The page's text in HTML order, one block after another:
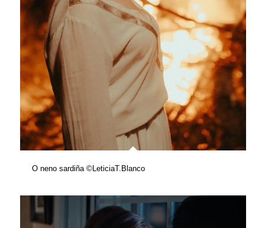
O neno sardiña ©LeticiaT.Blanco